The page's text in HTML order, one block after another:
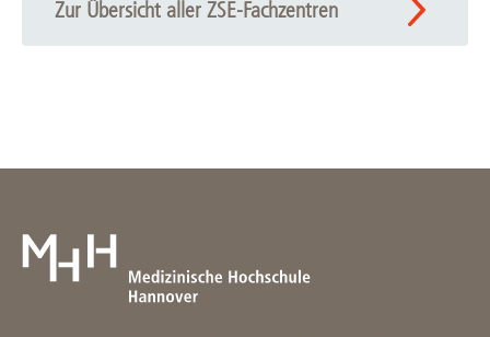
Zur Übersicht aller ZSE-Fachzentren